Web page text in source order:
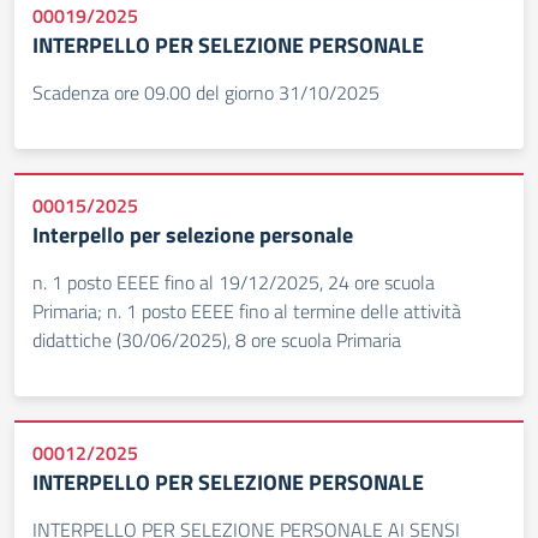
00019/2025
INTERPELLO PER SELEZIONE PERSONALE
Scadenza ore 09.00 del giorno 31/10/2025
00015/2025
Interpello per selezione personale
n. 1 posto EEEE fino al 19/12/2025, 24 ore scuola
Primaria; n. 1 posto EEEE fino al termine delle attività
didattiche (30/06/2025), 8 ore scuola Primaria
00012/2025
INTERPELLO PER SELEZIONE PERSONALE
INTERPELLO PER SELEZIONE PERSONALE AI SENSI